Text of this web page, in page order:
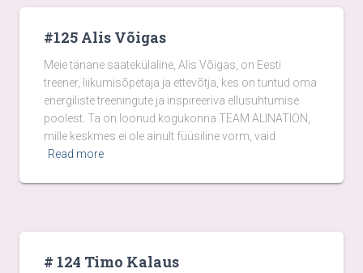
#125 Alis Võigas
Meie tänane saatekülaline, Alis Võigas, on Eesti
treener, liikumisõpetaja ja ettevõtja, kes on tuntud oma
energiliste treeningute ja inspireeriva ellusuhtumise
poolest. Ta on loonud kogukonna TEAM ALINATION,
mille keskmes ei ole ainult füüsiline vorm, vaid
Read more
# 124 Timo Kalaus